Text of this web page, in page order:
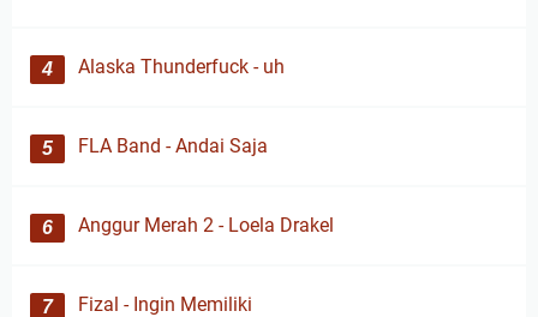
Alaska Thunderfuck - uh
FLA Band - Andai Saja
Anggur Merah 2 - Loela Drakel
Fizal - Ingin Memiliki